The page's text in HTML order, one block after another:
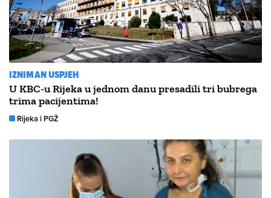
IZNIMAN USPJEH
U KBC-u Rijeka u jednom danu presadili tri bubrega
trima pacijentima!
Rijeka i PGŽ